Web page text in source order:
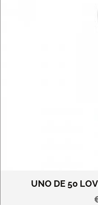
UNO DE 50